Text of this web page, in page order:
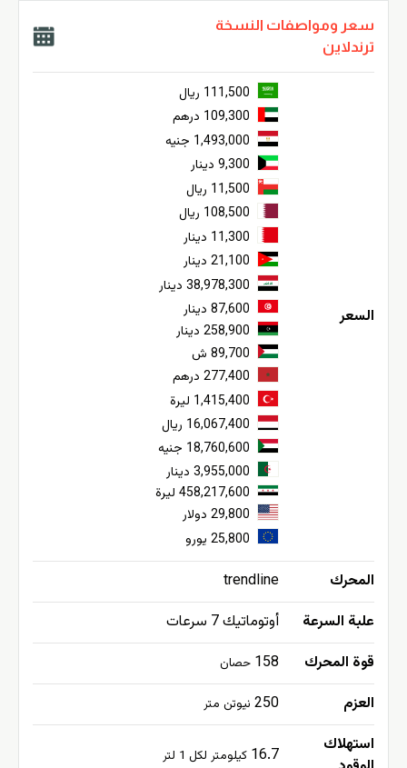
سعر ومواصفات النسخة
ترندلاين
السعر
111,500 ريال
109,300 درهم
1,493,000 جنيه
9,300 دينار
11,500 ريال
108,500 ريال
11,300 دينار
21,100 دينار
38,978,300 دينار
87,600 دينار
258,900 دينار
89,700 ش
277,400 درهم
1,415,400 ليرة
16,067,400 ريال
18,760,600 جنيه
3,955,000 دينار
458,217,600 ليرة
29,800 دولار
25,800 يورو
المحرك
trendline
علبة السرعة
أوتوماتيك 7 سرعات
قوة المحرك
158 حصان
العزم 250 نيوتن متر
استهلاك
16.7 كيلومتر لكل 1 لتر